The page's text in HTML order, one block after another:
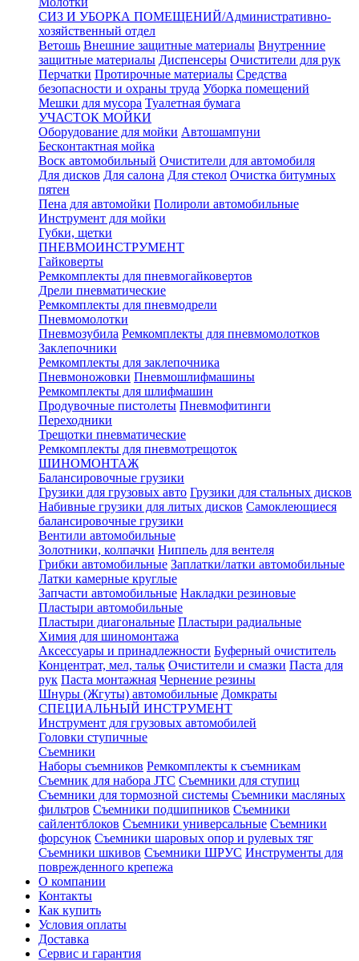
СИЗ И УБОРКА ПОМЕЩЕНИЙ/Административно-
хозяйственный отдел
Ветошь Внешние защитные материалы Внутренние
защитные материалы Диспенсеры Очистители для рук
Перчатки Протирочные материалы Средства
безопасности и охраны труда Уборка помещений
Мешки для мусора Туалетная бумага
УЧАСТОК МОЙКИ
Оборудование для мойки Автошампуни
Бесконтактная мойка
Воск автомобильный Очистители для автомобиля
Для дисков Для салона Для стекол Очистка битумных
пятен
Пена для автомойки Полироли автомобильные
Инструмент для мойки
Губки, щетки
ПНЕВМОИНСТРУМЕНТ
Гайковерты
Ремкомплекты для пневмогайковертов
Дрели пневматические
Ремкомплекты для пневмодрели
Пневмомолотки
Пневмозубила Ремкомплекты для пневмомолотков
Заклепочники
Ремкомплекты для заклепочника
Пневмоножовки Пневмошлифмашины
Ремкомплекты для шлифмашин
Продувочные пистолеты Пневмофитинги
Переходники
Трещотки пневматические
Ремкомплекты для пневмотрещоток
ШИНОМОНТАЖ
Балансировочные грузики
Грузики для грузовых авто Грузики для стальных дисков
Набивные грузики для литых дисков Самоклеющиеся
балансировочные грузики
Вентили автомобильные
Золотники, колпачки Ниппель для вентеля
Грибки автомобильные Заплатки/латки автомобильные
Латки камерные круглые
Запчасти автомобильные Накладки резиновые
Пластыри автомобильные
Пластыри диагональные Пластыри радиальные
Химия для шиномонтажа
Аксессуары и принадлежности Буферный очиститель
Концентрат, мел, тальк Очистители и смазки Паста для
рук Паста монтажная Чернение резины
Шнуры (Жгуты) автомобильные Домкраты
СПЕЦИАЛЬНЫЙ ИНСТРУМЕНТ
Инструмент для грузовых автомобилей
Головки ступичные
Съемники
Наборы съемников Ремкомплекты к съемникам
Съемник для набора JTC Съемники для ступиц
Съемники для тормозной системы Съемники масляных
фильтров Съемники подшипников Съемники
сайлентблоков Съемники универсальные Съемники
форсунок Съемники шаровых опор и рулевых тяг
Съемники шкивов Съемники ШРУС Инструменты для
поврежденного крепежа
О компании
Контакты
Как купить
Условия оплаты
Доставка
Сервис и гарантия